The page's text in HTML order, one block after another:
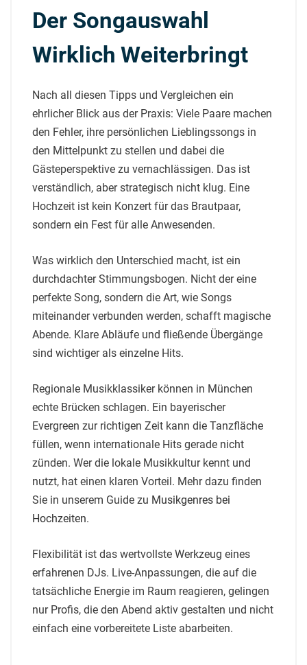
Der Songauswahl
Wirklich Weiterbringt
Nach all diesen Tipps und Vergleichen ein
ehrlicher Blick aus der Praxis: Viele Paare machen
den Fehler, ihre persönlichen Lieblingssongs in
den Mittelpunkt zu stellen und dabei die
Gästeperspektive zu vernachlässigen. Das ist
verständlich, aber strategisch nicht klug. Eine
Hochzeit ist kein Konzert für das Brautpaar,
sondern ein Fest für alle Anwesenden.
Was wirklich den Unterschied macht, ist ein
durchdachter Stimmungsbogen. Nicht der eine
perfekte Song, sondern die Art, wie Songs
miteinander verbunden werden, schafft magische
Abende. Klare Abläufe und fließende Übergänge
sind wichtiger als einzelne Hits.
Regionale Musikklassiker können in München
echte Brücken schlagen. Ein bayerischer
Evergreen zur richtigen Zeit kann die Tanzfläche
füllen, wenn internationale Hits gerade nicht
zünden. Wer die lokale Musikkultur kennt und
nutzt, hat einen klaren Vorteil. Mehr dazu finden
Sie in unserem Guide zu Musikgenres bei
Hochzeiten.
Flexibilität ist das wertvollste Werkzeug eines
erfahrenen DJs. Live-Anpassungen, die auf die
tatsächliche Energie im Raum reagieren, gelingen
nur Profis, die den Abend aktiv gestalten und nicht
einfach eine vorbereitete Liste abarbeiten.